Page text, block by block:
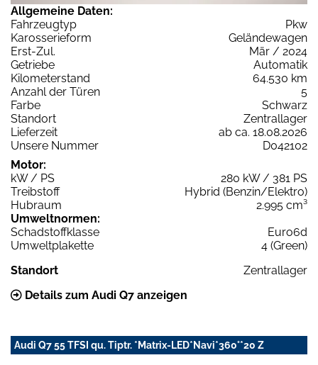
Allgemeine Daten:
Fahrzeugtyp
Pkw
Karosserieform
Geländewagen
Erst-Zul.
Mär / 2024
Getriebe
Automatik
Kilometerstand
64.530 km
Anzahl der Türen
5
Farbe
Schwarz
Standort
Zentrallager
Lieferzeit
ab ca. 18.08.2026
Unsere Nummer
D042102
Motor:
kW / PS
280 kW / 381 PS
Treibstoff
Hybrid (Benzin/Elektro)
Hubraum
2.995 cm³
Umweltnormen:
Schadstoffklasse
Euro6d
Umweltplakette
4 (Green)
Standort
Zentrallager
Details zum Audi Q7 anzeigen
Audi Q7 55 TFSI qu. Tiptr. *Matrix-LED*Navi*360°*20 Z